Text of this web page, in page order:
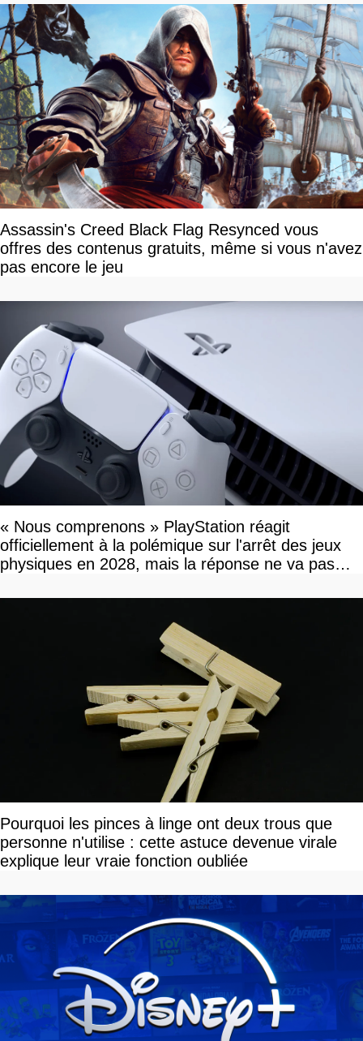
Assassin's Creed Black Flag Resynced vous
offres des contenus gratuits, même si vous n'avez
pas encore le jeu
« Nous comprenons » PlayStation réagit
officiellement à la polémique sur l'arrêt des jeux
physiques en 2028, mais la réponse ne va pas
Pourquoi les pinces à linge ont deux trous que
personne n'utilise : cette astuce devenue virale
explique leur vraie fonction oubliée